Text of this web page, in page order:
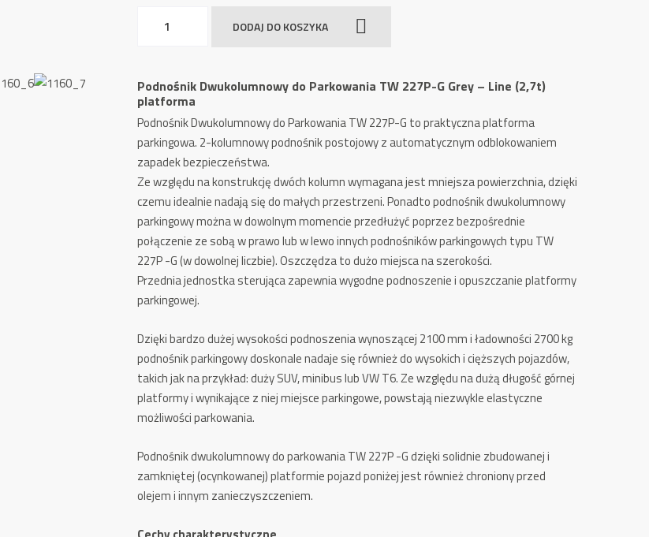
Podnośnik
Parkowania
TW
227P-
G
GREY
Line
(2,7t)
DODAJ DO KOSZYKA
Podnośnik Dwukolumnowy do Parkowania TW 227P-G Grey – Line (2,7t)
platforma
Podnośnik Dwukolumnowy do Parkowania TW 227P-G to praktyczna platforma
parkingowa. 2-kolumnowy podnośnik postojowy z automatycznym odblokowaniem
zapadek bezpieczeństwa.
Ze względu na konstrukcję dwóch kolumn wymagana jest mniejsza powierzchnia, dzięki
czemu idealnie nadają się do małych przestrzeni. Ponadto podnośnik dwukolumnowy
parkingowy można w dowolnym momencie przedłużyć poprzez bezpośrednie
połączenie ze sobą w prawo lub w lewo innych podnośników parkingowych typu TW
227P -G (w dowolnej liczbie). Oszczędza to dużo miejsca na szerokości.
Przednia jednostka sterująca zapewnia wygodne podnoszenie i opuszczanie platformy
parkingowej.
Dzięki bardzo dużej wysokości podnoszenia wynoszącej 2100 mm i ładowności 2700 kg
podnośnik parkingowy doskonale nadaje się również do wysokich i cięższych pojazdów,
takich jak na przykład: duży SUV, minibus lub VW T6. Ze względu na dużą długość górnej
platformy i wynikające z niej miejsce parkingowe, powstają niezwykle elastyczne
możliwości parkowania.
Podnośnik dwukolumnowy do parkowania TW 227P -G dzięki solidnie zbudowanej i
zamkniętej (ocynkowanej) platformie pojazd poniżej jest również chroniony przed
olejem i innym zanieczyszczeniem.